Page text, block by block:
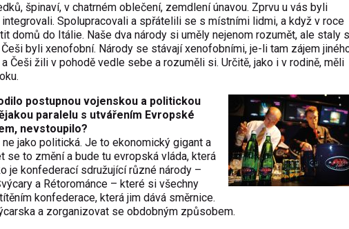
špinaví, v chatrném oblečení, zemdlení únavou. Zprvu u vás byli
Spolupracovali a spřátelili se s místními lidmi, a když v roce
domů do Itálie. Naše dva národy si uměly nejenom rozumět, ale staly
byli xenofobní. Národy se stávají xenofobními, je-li tam zájem
Češi žili v pohodě vedle sebe a rozuměli si. Určitě, jako i v rodině, měli
postupnou vojenskou a politickou
paralelu s utvářením Evropské
nevstoupilo?
jako politická. Je to ekonomický gigant a
to změní a bude tu evropská vláda, která
je konfederací sdružující různé národy –
a Rétorománce – které si všechny
konfederace, která jim dává směrnice.
a zorganizovat se obdobným způsobem.